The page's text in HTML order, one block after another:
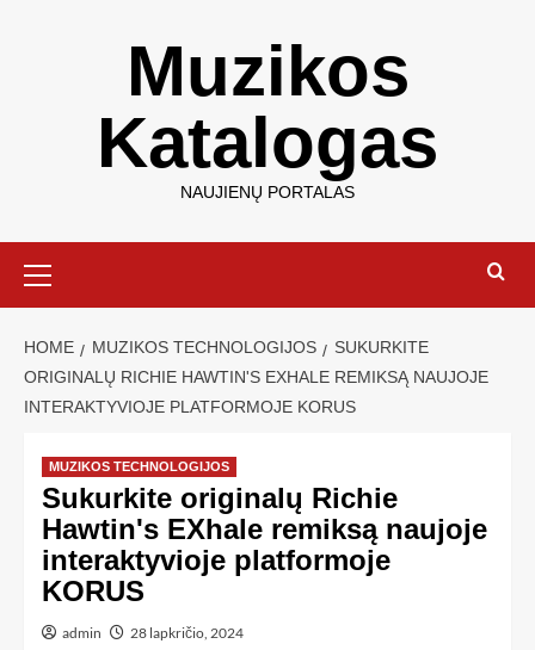
Muzikos
Katalogas
NAUJIENŲ PORTALAS
HOME MUZIKOS TECHNOLOGIJOS
SUKURKITE
ORIGINALŲ RICHIE HAWTIN'S EXHALE REMIKSĄ NAUJOJE
INTERAKTYVIOJE PLATFORMOJE KORUS
MUZIKOS TECHNOLOGIJOS
Sukurkite originalų Richie
Hawtin's EXhale remiksą naujoje
interaktyvioje platformoje
KORUS
admin 28 lapkričio, 2024